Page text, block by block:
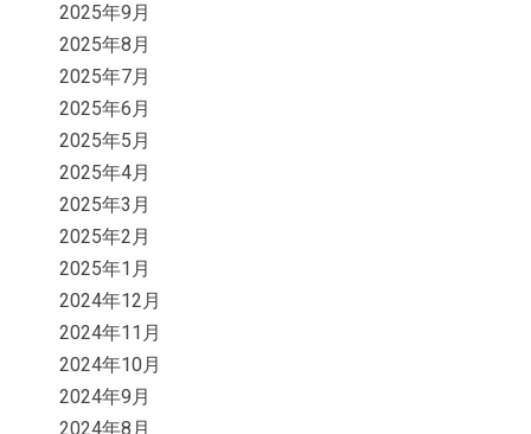
2025年9月
2025年8月
2025年7月
2025年6月
2025年5月
2025年4月
2025年3月
2025年2月
2025年1月
2024年12月
2024年11月
2024年10月
2024年9月
2024年8月